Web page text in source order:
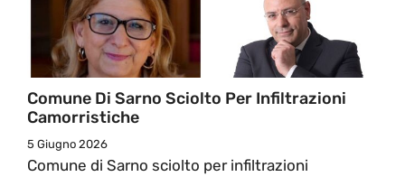
Comune Di Sarno Sciolto Per Infiltrazioni
Camorristiche
5 Giugno 2026
Comune di Sarno sciolto per infiltrazioni